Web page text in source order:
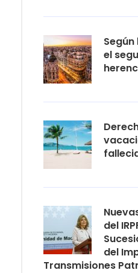
Según
el
del
del
Transmisiones